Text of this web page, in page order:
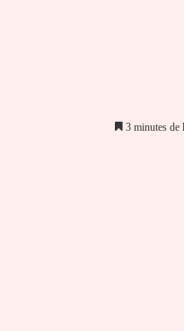
3 minutes de